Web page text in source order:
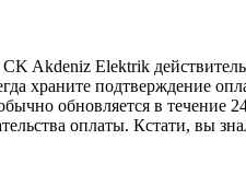
Akdeniz Elektrik
храните подтверждение
обновляется в
оплаты. Кстати, вы